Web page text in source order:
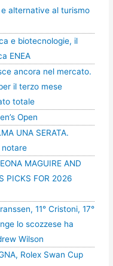
alternative al turismo
e biotecnologie, il
ENEA
ancora nel mercato.
il terzo mese
totale
Open
UNA SERATA.
notare
MAGUIRE AND
PICKS FOR 2026
11° Cristoni, 17°
lo scozzese ha
Wilson
Rolex Swan Cup